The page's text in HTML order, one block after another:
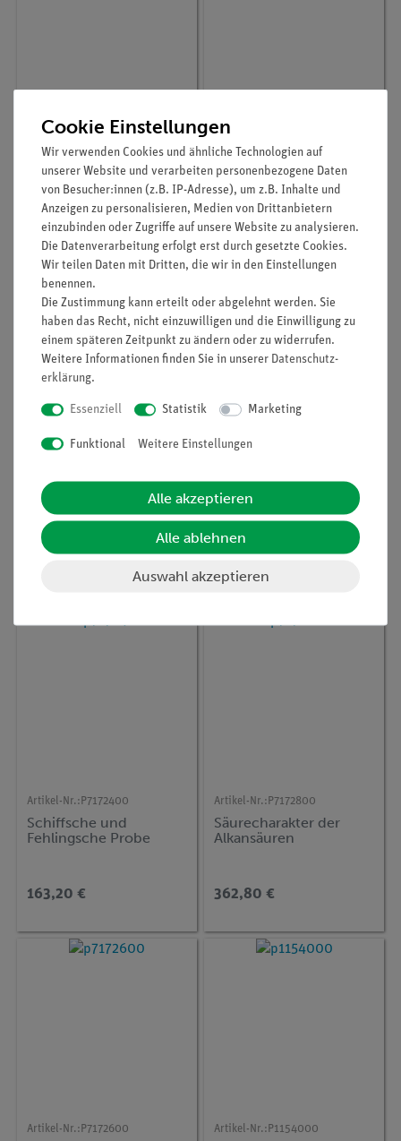
Artikel-Nr.: P7173000
Ester der Essigsäure
270,70 €
Artikel-Nr.: P7171700
Herstellung von
Methanol "Holzgeist"
266,20 €
Mehrwertige Alkanole Esterspaltung
Artikel-Nr.: P7172400
Schiffsche und
Fehlingsche Probe
163,20 €
Artikel-Nr.: P7172800
Säurecharakter der
Alkansäuren
362,80 €
Artikel-Nr.: P7172600 Artikel-Nr.: P1154000
Cookie Einstellungen
Wir verwenden Cookies und ähnliche Technologien auf
unserer Website und verarbeiten personenbezogene Daten
von Besucher:innen (z.B. IP-Adresse), um z.B. Inhalte und
Anzeigen zu personalisieren, Medien von Drittanbietern
einzubinden oder Zugriffe auf unsere Website zu analysieren.
Die Datenverarbeitung erfolgt erst durch gesetzte Cookies.
Wir teilen Daten mit Dritten, die wir in den Einstellungen
benennen.
Die Zustimmung kann erteilt oder abgelehnt werden. Sie
haben das Recht, nicht einzuwilligen und die Einwilligung zu
einem späteren Zeitpunkt zu ändern oder zu widerrufen.
Weitere Informationen finden Sie in unserer Daten­schutz­
erklärung.
Essenziell Statistik Marketing
Funktional Weitere Einstellungen
Alle akzeptieren
Alle ablehnen
Auswahl akzeptieren